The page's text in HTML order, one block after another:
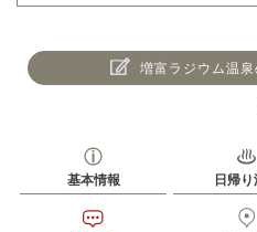
増富ラジウム温
基本情報 日帰